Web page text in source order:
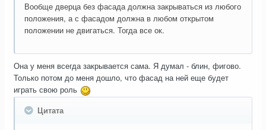
Вообще дверца без фасада должна закрываться из любого
положения, а с фасадом должна в любом открытом
положении не двигаться. Тогда все ок.
Она у меня всегда закрывается сама. Я думал - блин, фигово.
Только потом до меня дошло, что фасад на ней еще будет
играть свою роль
Цитата